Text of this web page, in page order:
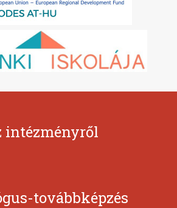
intézményről
továbbképzés